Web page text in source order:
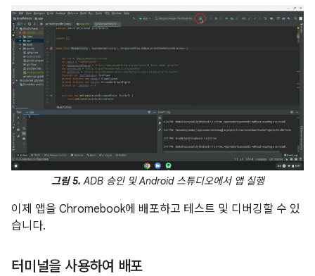
그림 5. ADB 승인 및 Android 스튜디오에서 앱 실행
이제 앱을 Chromebook에 배포하고 테스트 및 디버깅할 수 있
습니다.
터미널을 사용하여 배포